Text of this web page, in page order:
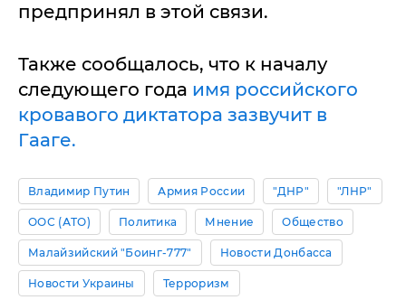
предпринял в этой связи.
Также сообщалось, что к началу
следующего года имя российского
кровавого диктатора зазвучит в
Гааге.
Владимир Путин Армия России "ДНР" "ЛНР"
ООС (АТО) Политика Мнение Общество
Малайзийский "Боинг-777" Новости Донбасса
Новости Украины Терроризм